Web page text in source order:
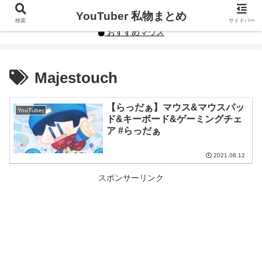
YouTuberや人気インフルエンサーの私物まとめです。
おすすめマウス
Majestouch
YouTuber
【らっだぁ】マウス&マウスパッ
ド&キーボード&ゲーミングチェ
ア #らっだぁ
2021.08.12
スポンサーリンク
検索 YouTuber 私物まとめ サイドバー